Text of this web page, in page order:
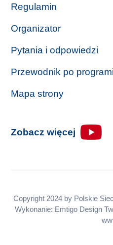
Regulamin
Organizator
Pytania i odpowiedzi
Przewodnik po
Mapa strony
Zobacz więcej
Copyright 2024 by Polskie
Wykonanie: Emtigo Design